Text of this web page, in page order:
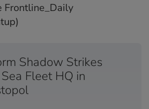
Shadow Strikes
Fleet HQ in